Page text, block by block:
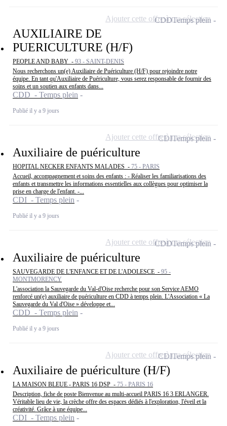
AUXILIAIRE DE
PUERICULTURE (H/F)
PEOPLE AND BABY - 93 - SAINT-DENIS
Nous recherchons un(e) Auxiliaire de Puériculture (H/F) pour rejoindre notre
équipe. En tant qu'Auxiliaire de Puériculture, vous serez responsable de fournir des
soins et un soutien aux enfants dans...
CDD - Temps plein
Publié il y a 9 jours
CDDTemps plein
Ajouter cette offre à ma sélection
Auxiliaire de puériculture
HOPITAL NECKER ENFANTS MALADES - 75 - PARIS
Accueil, accompagnement et soins des enfants : - Réaliser les familiarisations des
enfants et transmettre les informations essentielles aux collègues pour optimiser la
prise en charge de l'enfant. -...
CDI - Temps plein
Publié il y a 9 jours
CDITemps plein
Ajouter cette offre à ma sélection
Auxiliaire de puériculture
SAUVEGARDE DE L'ENFANCE ET DE L'ADOLESCE - 95 -
MONTMORENCY
L'association la Sauvegarde du Val-d'Oise recherche pour son Service AEMO
renforcé un(e) auxiliaire de puériculture en CDD à temps plein. L'Association « La
Sauvegarde du Val d'Oise » développe et...
CDD - Temps plein
Publié il y a 9 jours
CDDTemps plein
Ajouter cette offre à ma sélection
Auxiliaire de puériculture (H/F)
LA MAISON BLEUE - PARIS 16 DSP - 75 - PARIS 16
Description, fiche de poste Bienvenue au multi-accueil PARIS 16 3 ERLANGER.
Véritable lieu de vie, la crèche offre des espaces dédiés à l'exploration, l'éveil et la
créativité. Grâce à une équipe...
CDI - Temps plein
CDITemps plein
Ajouter cette offre à ma sélection